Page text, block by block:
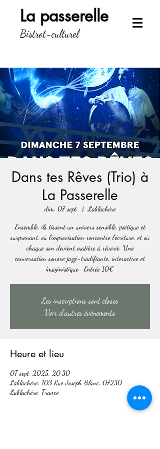
La passerelle
Bistrot-culturel
Dans tes Rêves (Trio) à
La Passerelle
dim. 07 sept.
  |
Lablachère
Ensemble, ils tissent un univers sensible, poétique et
surprenant, où l’improvisation rencontre l’écriture, et où
chaque son devient matière à rêverie. Une
conversation sonore jazzi-tradifiante, interactive et
imaginistique… Entrée 10€
Les inscriptions sont closes
Voir d'autres événements
Heure et lieu
07 sept. 2025, 20:30
Lablachère, 103 Rue Joseph Blanc, 07230
Lablachère, France